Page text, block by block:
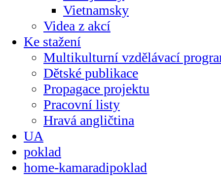
Vietnamsky
Videa z akcí
Ke stažení
Multikulturní vzdělávací
Dětské publikace
Propagace projektu
Pracovní listy
Hravá angličtina
UA
poklad
home-kamaradipoklad